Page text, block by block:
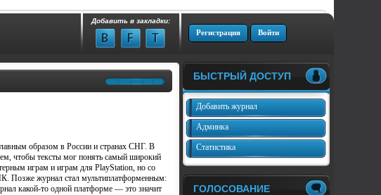
Регистрация Войти
Добавить в закладки:
образом в России и странах СНГ. В
чтобы тексты мог понять самый широкий
играм и играм для PlayStation, но со
Позже журнал стал мультиплатформенным:
какой-то одной платформе — это значит
БЫСТРЫЙ ДОСТУП
Добавить журнал
Админка
Статистика
ГОЛОСОВАНИЕ